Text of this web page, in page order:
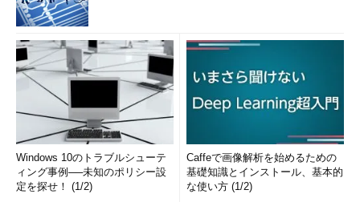
Windows 10のトラブルシューテ
ィング事例──未知のポリシー設
定を探せ！ (1/2)
Caffeで画像解析を始めるための
基礎知識とインストール、基本的
な使い方 (1/2)